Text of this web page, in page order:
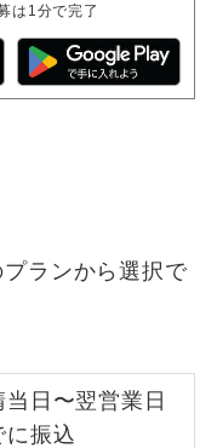
は1分で完了
ランから選択で
当日〜翌営業日
に振込